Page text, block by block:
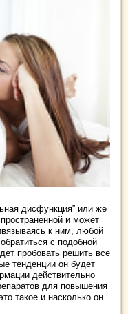
дисфункция” или же
и может
к ним, любой
с подобной
пробовать решить все
тенденции он будет
действительно
для повышения
такое и насколько он